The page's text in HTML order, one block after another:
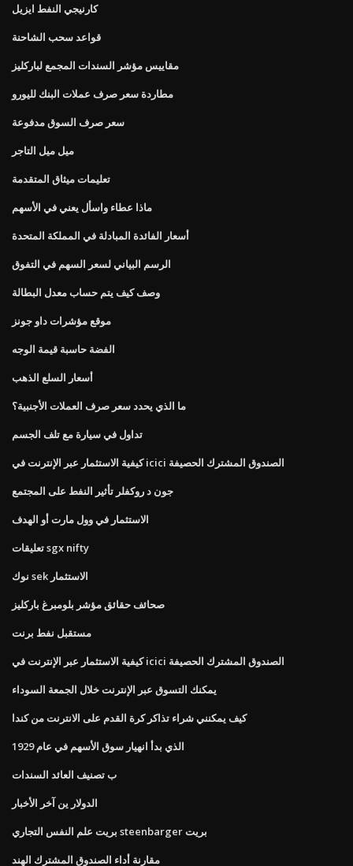
كارنيجي النفط ايزيل
قواعد سحب الشاحنة
مقاييس مؤشر السندات المجمع لباركليز
مطاردة سعر صرف عملات البنك لليورو
سعر صرف السوق مدفوعة
ميل ميل التاجر
تعليمات ميثاق المتقدمة
ماذا عطاء واسأل يعني في الأسهم
أسعار الفائدة المبادلة في المملكة المتحدة
الرسم البياني لسعر السهم في التفوق
وصف كيف يتم حساب معدل البطالة
موقع مؤشرات داو جونز
الفضة حاسبة قيمة الوجه
أسعار السلع الذهب
ما الذي يحدد سعر صرف العملات الأجنبية؟
تداول في سيارة مع تلف الجسم
كيفية الاستثمار عبر الإنترنت في icici الصندوق المشترك الحصيفة
جون د روكفلر تأثير النفط على المجتمع
الاستثمار في وول مارت أو الهدف
تعليقات sgx nifty
نوك sek الاستثمار
صحائف حقائق مؤشر بلومبرغ باركليز
مستقبل نفط برنت
كيفية الاستثمار عبر الإنترنت في icici الصندوق المشترك الحصيفة
يمكنك التسوق عبر الإنترنت خلال الجمعة السوداء
كيف يمكنني شراء تذاكر كرة القدم على الانترنت من كندا
الذي بدأ انهيار سوق الأسهم في عام 1929
ب تصنيف العائد السندات
الدولار ين آخر الأخبار
بريت علم النفس التجاري steenbarger بريت
مقارنة أداء الصندوق المشترك الهند